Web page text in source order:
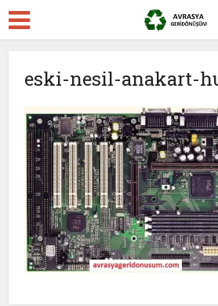
eski-nesil-anakart-